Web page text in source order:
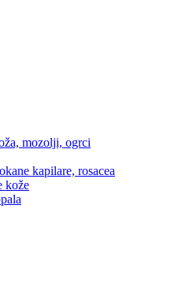
mozolji, ogrci
kapilare, rosacea
kože